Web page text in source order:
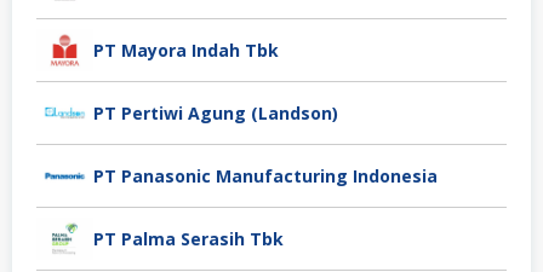
PT Mayora Indah Tbk
PT Pertiwi Agung (Landson)
PT Panasonic Manufacturing Indonesia
PT Palma Serasih Tbk